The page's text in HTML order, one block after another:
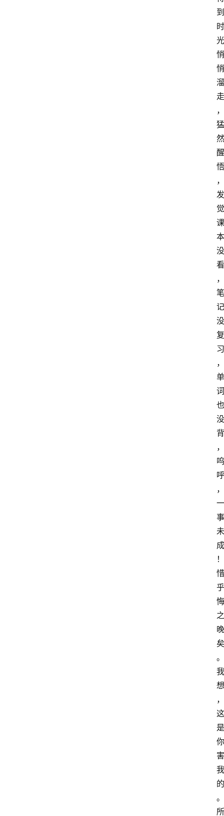
到
时
光
悄
悄
溜
走
，
猛
然
醒
悟
，
发
觉
课
本
没
看
，
笔
记
没
复
习
，
单
词
也
没
背
，
呜
呼
，
一
事
未
成
！
惜
乎
悔
之
晚
矣
。
我
想
，
这
是
你
害
我
的
。
所